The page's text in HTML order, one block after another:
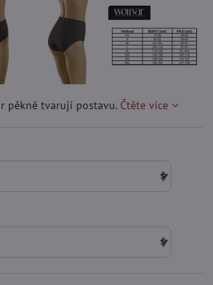
pěkně tvarují postavu. Čtěte více